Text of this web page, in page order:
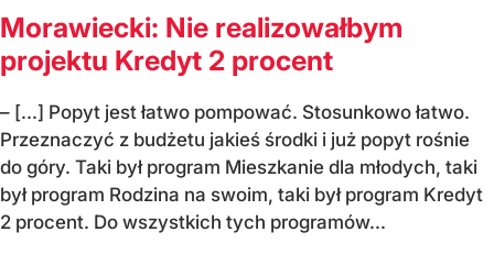
Morawiecki: Nie realizowałbym
projektu Kredyt 2 procent
– [...] Popyt jest łatwo pompować. Stosunkowo łatwo.
Przeznaczyć z budżetu jakieś środki i już popyt rośnie
do góry. Taki był program Mieszkanie dla młodych, taki
był program Rodzina na swoim, taki był program Kredyt
2 procent. Do wszystkich tych programów...